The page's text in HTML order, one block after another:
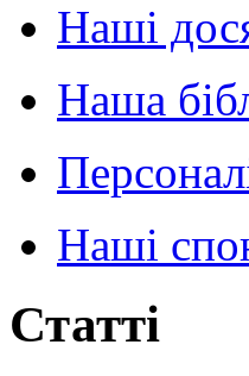
Наші
Наша
Наші
Статті